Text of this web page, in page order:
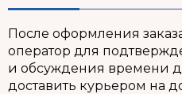
После оформления
оператор для
и обсуждения времени
доставить курьером на